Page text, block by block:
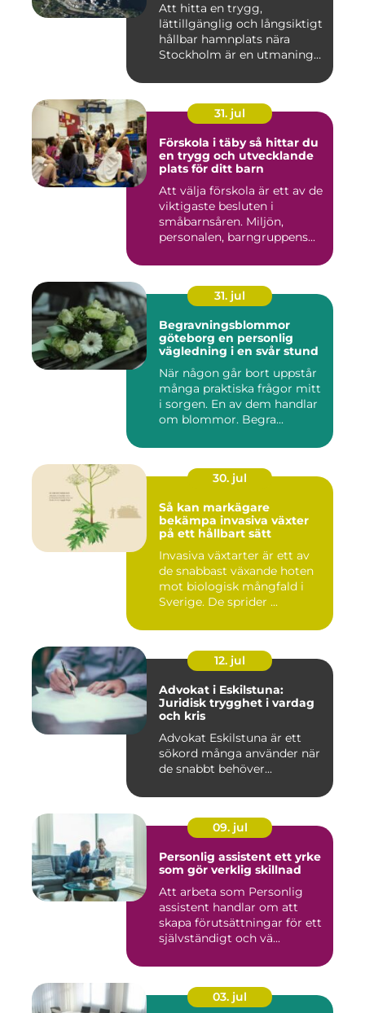
Att hitta en trygg,
lättillgänglig och långsiktigt
hållbar hamnplats nära
Stockholm är en utmaning
31. jul
Förskola i täby så hittar du
en trygg och utvecklande
plats för ditt barn
Att välja förskola är ett av de
viktigaste besluten i
småbarnsåren. Miljön,
personalen, barngruppens...
31. jul
Begravningsblommor
göteborg en personlig
vägledning i en svår stund
När någon går bort uppstår
många praktiska frågor mitt
i sorgen. En av dem handlar
om blommor. Begra...
30. jul
Så kan markägare
bekämpa invasiva växter
på ett hållbart sätt
Invasiva växtarter är ett av
de snabbast växande hoten
mot biologisk mångfald i
Sverige. De sprider ...
12. jul
Advokat i Eskilstuna:
Juridisk trygghet i vardag
och kris
Advokat Eskilstuna är ett
sökord många använder när
de snabbt behöver...
09. jul
Personlig assistent ett yrke
som gör verklig skillnad
Att arbeta som Personlig
assistent handlar om att
skapa förutsättningar för ett
självständigt och vä...
03. jul